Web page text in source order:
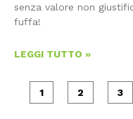
senza valore non
fuffa!
LEGGI TUTTO »
1 2 3